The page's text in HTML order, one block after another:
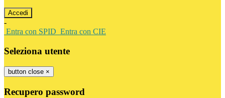
-
Entra con SPID Entra con CIE
Seleziona utente
button close ×
Recupero password